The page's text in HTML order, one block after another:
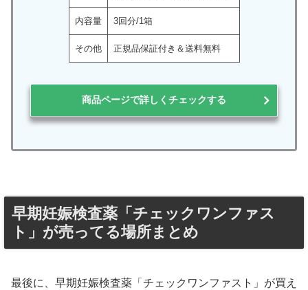
内容量 3回分/1箱
その他 正規品保証付き＆送料無料
商品ページで詳しくチェックする
早期妊娠検査薬「チェックワンファス
ト」が売ってる場所まとめ
最後に、早期妊娠検査薬「チェックワンファスト」が買え